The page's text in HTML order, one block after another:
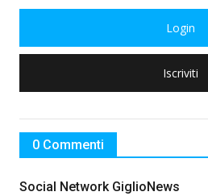
Login
Iscriviti
0 Commenti
Social Network GiglioNews